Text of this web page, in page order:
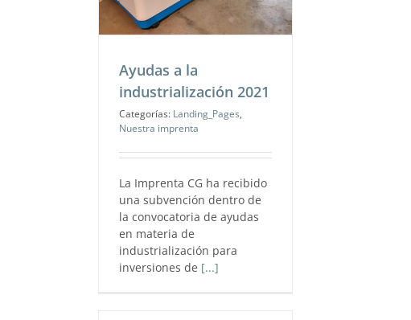
Ayudas a la
industrialización 2021
Categorías: Landing_Pages,
Nuestra imprenta
La Imprenta CG ha recibido
una subvención dentro de
la convocatoria de ayudas
en materia de
industrialización para
inversiones de [...]